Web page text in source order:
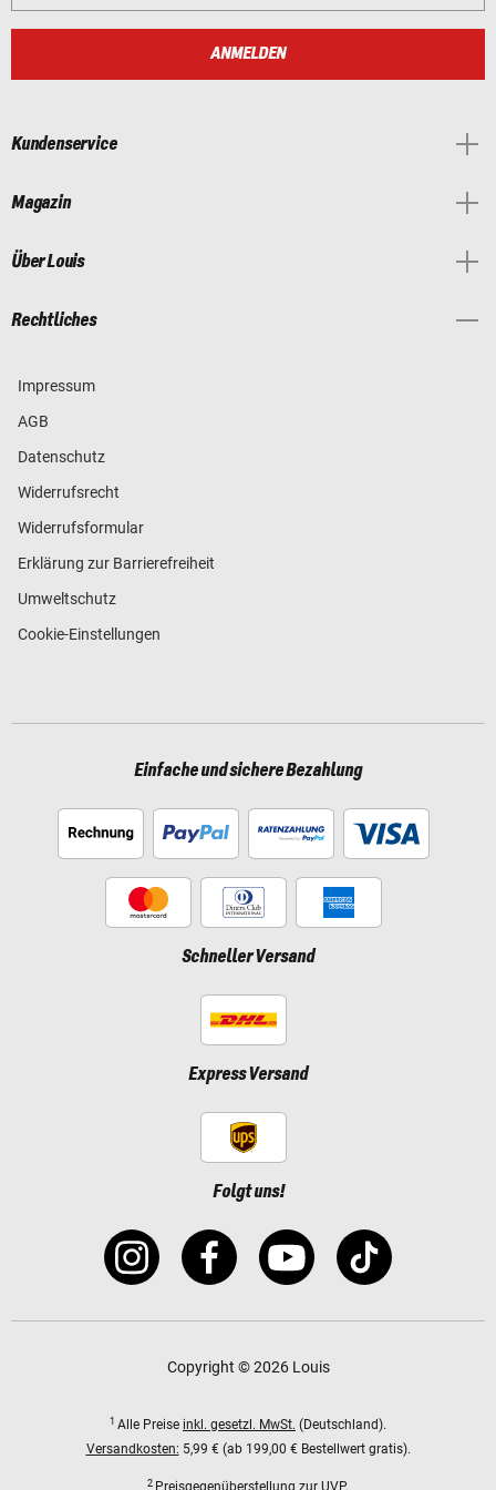
ANMELDEN
Kundenservice
Magazin
Über Louis
Rechtliches
Impressum
AGB
Datenschutz
Widerrufsrecht
Widerrufsformular
Erklärung zur Barrierefreiheit
Umweltschutz
Cookie-Einstellungen
Einfache und sichere Bezahlung
Schneller Versand
Express Versand
Folgt uns!
Copyright © 2026 Louis
1 Alle Preise inkl. gesetzl. MwSt. (Deutschland).
Versandkosten: 5,99 € (ab 199,00 € Bestellwert gratis).
2